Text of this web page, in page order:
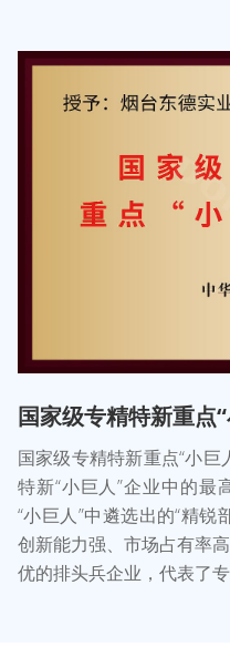
国家级专精特新重点
国家级专精特新重点“小
特新“小巨人”企业中的
“小巨人”中遴选出的“精锐
创新能力强、市场占有率
优的排头兵企业，代表了